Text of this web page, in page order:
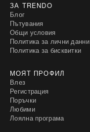
ЗА TRENDO
Блог
Пътувания
Общи условия
Политика за лични данни
Политика за бисквитки
МОЯТ ПРОФИЛ
Влез
Регистрация
Поръчки
Любими
Лоялна програма